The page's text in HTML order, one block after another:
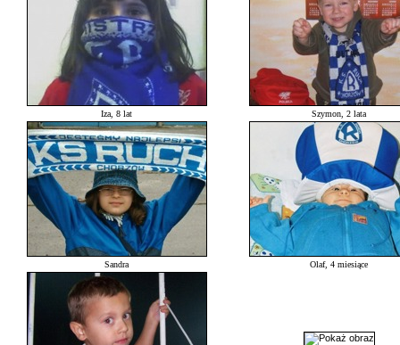
Iza, 8 lat Szymon, 2 lata
Sandra Olaf, 4 miesiące